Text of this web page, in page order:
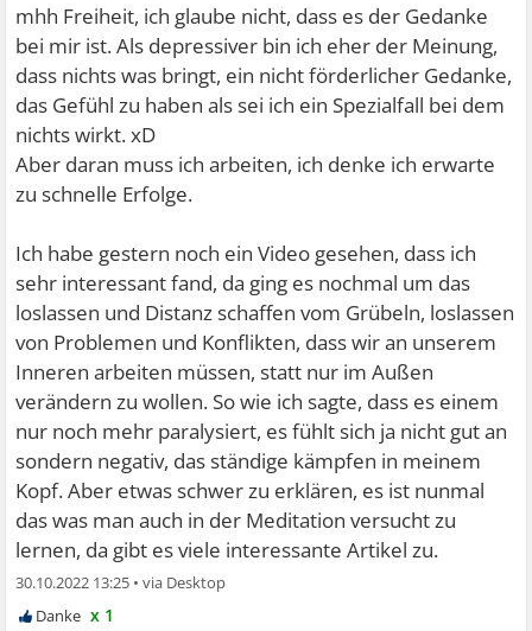
mhh Freiheit, ich glaube nicht, dass es der Gedanke
bei mir ist. Als depressiver bin ich eher der Meinung,
dass nichts was bringt, ein nicht förderlicher Gedanke,
das Gefühl zu haben als sei ich ein Spezialfall bei dem
nichts wirkt. xD
Aber daran muss ich arbeiten, ich denke ich erwarte
zu schnelle Erfolge.
Ich habe gestern noch ein Video gesehen, dass ich
sehr interessant fand, da ging es nochmal um das
loslassen und Distanz schaffen vom Grübeln, loslassen
von Problemen und Konflikten, dass wir an unserem
Inneren arbeiten müssen, statt nur im Außen
verändern zu wollen. So wie ich sagte, dass es einem
nur noch mehr paralysiert, es fühlt sich ja nicht gut an
sondern negativ, das ständige kämpfen in meinem
Kopf. Aber etwas schwer zu erklären, es ist nunmal
das was man auch in der Meditation versucht zu
lernen, da gibt es viele interessante Artikel zu.
30.10.2022 13:25 •
x 1